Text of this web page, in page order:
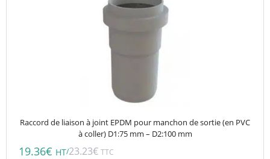
Raccord de liaison à joint EPDM pour manchon de sortie (en PVC
à coller) D1:75 mm – D2:100 mm
19.36€ HT/23.23€ TTC